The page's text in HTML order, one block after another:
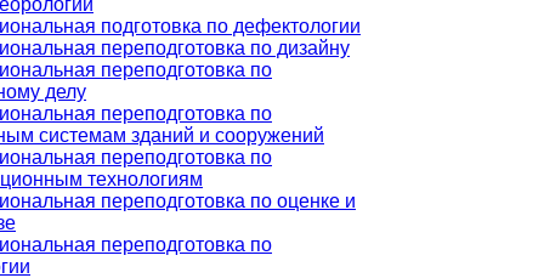
подготовка по дефектологии
переподготовка по дизайну
переподготовка по
делу
переподготовка по
системам зданий и сооружений
переподготовка по
технологиям
переподготовка по оценке и
переподготовка по